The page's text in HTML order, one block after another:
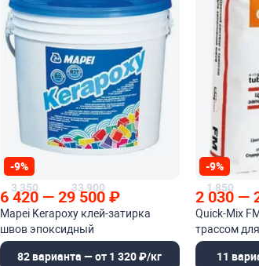
-9%
3 350
6 420 — 33 900
29 500₽
Mapei Kerapoxy клей-затирка
швов эпоксидный
82 варианта — от 1 320 ₽/кг
-9%
1 850
2 030 —
Quick-Mix
трассом
кладки
11